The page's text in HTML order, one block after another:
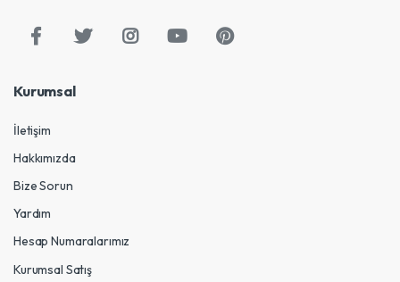
Kurumsal
İletişim
Hakkımızda
Bize Sorun
Yardım
Hesap Numaralarımız
Kurumsal Satış